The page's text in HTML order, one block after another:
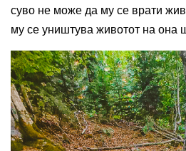
суво не може да му се врати
му се уништува животот на она